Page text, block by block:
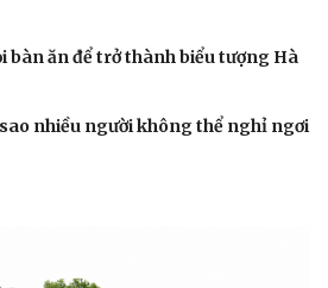
bàn ăn để trở thành biểu tượng Hà
nhiều người không thể nghỉ ngơi